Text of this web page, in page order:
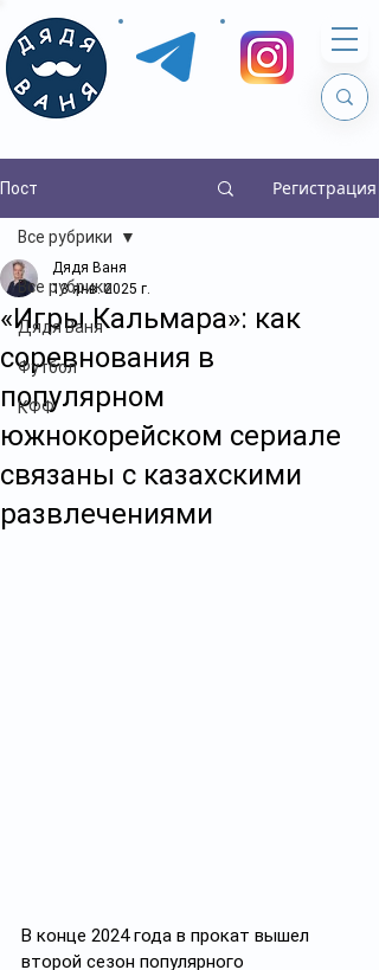
Пост Регистрация
Все рубрики
Дядя Ваня
Футбол
КФФ
Все рубрики
«Игры Кальмара»: как
соревнования в
популярном
южнокорейском сериале
связаны с казахскими
развлечениями
Дядя Ваня
13 янв. 2025 г.
В конце 2024 года в прокат вышел
второй сезон популярного